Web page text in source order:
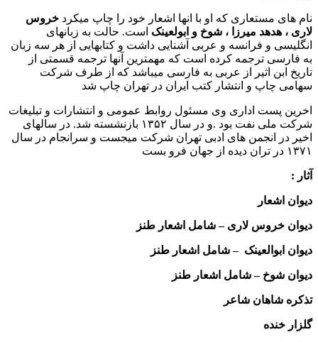
نام های مستعاری که او با انها اشعار خود را چاپ میکرد خروس
لاری ، هدهد میرزا ، شوخ و ابولعینک است. حالت به زبانهای
انگلیسی و فرانسه و عربی آشنایی داشت و کتابهایی از هر سه زبان
به فارسی ترجمه کرده است که مهمترین آنها ترجمه قسمتی از
تاریخ ابن اثیر از عربی به فارسی میباشد که از طرف شرکت
سهامی چاپ و انتشار کتب ایران در تهران چاپ شد
اخرین پست اداری وی مسئول روابط عمومی و انتشارات و تبلیغات
شرکت ملی نفت بود .و در سال ۱۳۵۲ بازنشسته شد. در سالهای
اخیر در انجمن های ادبی تهران شرکت میجست و سرانجام در سال
۱۳۷۱ در تران دیده از جهان فرو بست
آثار :
دیوان اشعار
دیوان خروس لاری – شامل اشعار طنز
دیوان ابوالعینک – شامل اشعار طنز
دیوان شوخ – شامل اشعار طنز
تذکره شاهان شاعر
گلزار خنده